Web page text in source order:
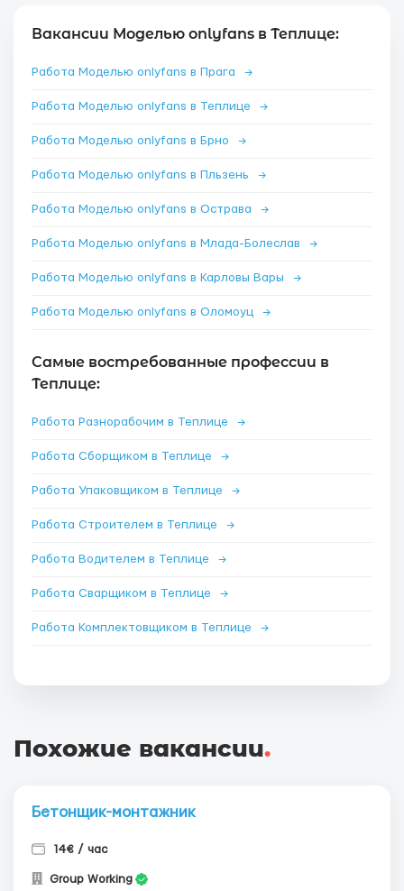
Вакансии Моделью onlyfans в Теплице:
Работа Моделью onlyfans в Прага →
Работа Моделью onlyfans в Теплице →
Работа Моделью onlyfans в Брно →
Работа Моделью onlyfans в Пльзень →
Работа Моделью onlyfans в Острава →
Работа Моделью onlyfans в Млада-Болеслав →
Работа Моделью onlyfans в Карловы Вары →
Работа Моделью onlyfans в Оломоуц →
Самые востребованные профессии в
Теплице:
Работа Разнорабочим в Теплице →
Работа Сборщиком в Теплице →
Работа Упаковщиком в Теплице →
Работа Строителем в Теплице →
Работа Водителем в Теплице →
Работа Сварщиком в Теплице →
Работа Комплектовщиком в Теплице →
Похожие вакансии.
Бетонщик-монтажник
14€ / час
Group Working